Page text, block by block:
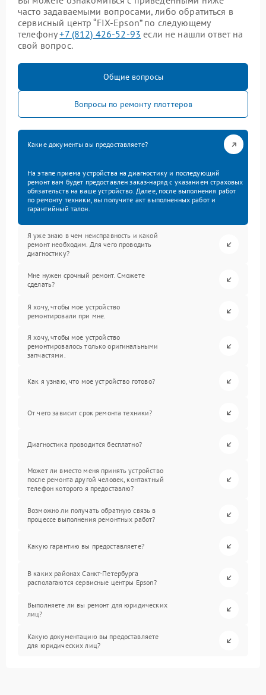
часто задаваемыми вопросами, либо обратиться в
сервисный центр “FIX-Epson” по следующему
телефону+7 (812) 426-52-93 если не нашли ответ на
свой вопрос.
Общие вопросы
Вопросы по ремонту плоттеров
Какие документы вы предоставляете?
На этапе приема устройства на диагностику и последующий
ремонт вам будет предоставлен заказ-наряд с указанием страховых
обязательств на ваше устройство. Далее, после выполнения работ
по ремонту техники, вы получите акт выполненных работ и
гарантийный талон.
Я уже знаю в чем неисправность и какой
ремонт необходим. Для чего проводить
диагностику?
Мне нужен срочный ремонт. Сможете
сделать?
Я хочу, чтобы мое устройство
ремонтировали при мне.
Я хочу, чтобы мое устройство
ремонтировалось только оригинальными
запчастями.
Как я узнаю, что мое устройство готово?
От чего зависит срок ремонта техники?
Диагностика проводится бесплатно?
Может ли вместо меня принять устройство
после ремонта другой человек, контактный
телефон которого я предоставлю?
Возможно ли получать обратную связь в
процессе выполнения ремонтных работ?
Какую гарантию вы предоставляете?
В каких районах Санкт-Петербурга
располагаются сервисные центры Epson?
Выполняете ли вы ремонт для юридических
лиц?
Какую документацию вы предоставляете
для юридических лиц?